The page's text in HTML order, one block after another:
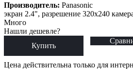
Производитель: Panasonic
экран 2.4", разрешение 320x240
Много
Нашли дешевле?
Купить
Цена действительна только для